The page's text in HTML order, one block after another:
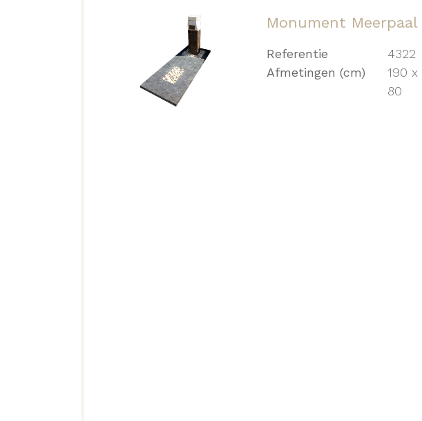
Monument Meerpaal
Referentie
4322
Afmetingen (cm)
190 x
80